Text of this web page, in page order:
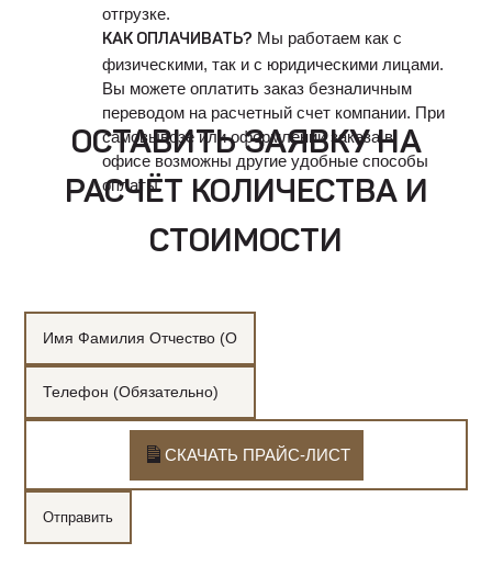
отгрузке.
КАК ОПЛАЧИВАТЬ? Мы работаем как с
физическими, так и с юридическими лицами.
Вы можете оплатить заказ безналичным
переводом на расчетный счет компании. При
самовывозе или оформлении заказа в
офисе возможны другие удобные способы
оплаты.
ОСТАВИТЬ ЗАЯВКУ НА
РАСЧЁТ КОЛИЧЕСТВА И
СТОИМОСТИ
СКАЧАТЬ ПРАЙС-ЛИСТ